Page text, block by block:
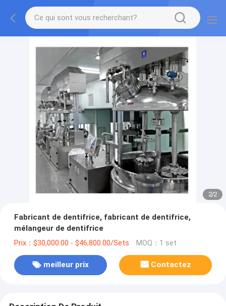
2/2
Fabricant de dentifrice, fabricant de dentifrice,
mélangeur de dentifrice
Prix：$30,000.00 - $46,800.00/Sets MOQ：1 set
meilleur prix Contactez